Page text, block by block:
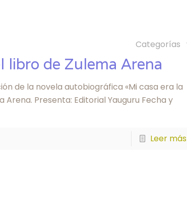
Categorías
libro de Zulema Arena
de la novela autobiográfica «Mi casa era la
Arena. Presenta: Editorial Yauguru Fecha y
Leer más